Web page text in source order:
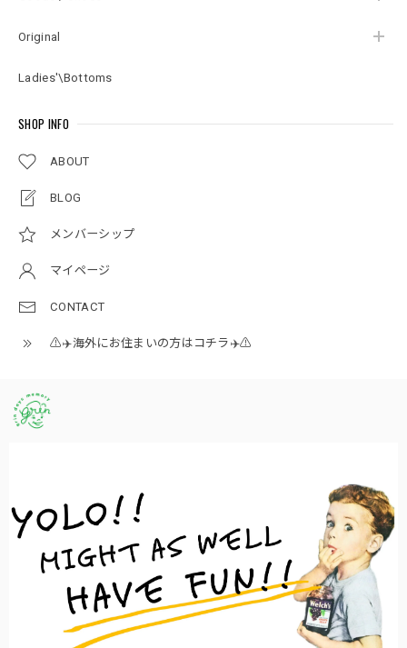
Original
Ladies'\Bottoms
SHOP INFO
ABOUT
BLOG
メンバーシップ
マイページ
CONTACT
⚠️✈️海外にお住まいの方はコチラ✈️⚠️